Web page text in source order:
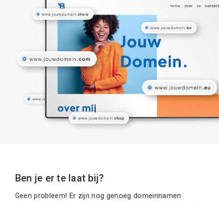
Ben je er te laat bij?
Geen probleem! Er zijn nog genoeg domeinnamen